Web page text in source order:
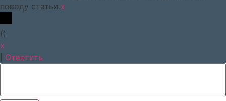
поводу статьи.x
()
x
Ответить